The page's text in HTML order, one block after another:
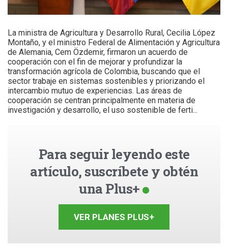
La ministra de Agricultura y Desarrollo Rural, Cecilia López
Montaño, y el ministro Federal de Alimentación y Agricultura
de Alemania, Cem Özdemir, firmaron un acuerdo de
cooperación con el fin de mejorar y profundizar la
transformación agrícola de Colombia, buscando que el
sector trabaje en sistemas sostenibles y priorizando el
intercambio mutuo de experiencias. Las áreas de
cooperación se centran principalmente en materia de
investigación y desarrollo, el uso sostenible de ferti...
Para seguir leyendo este
artículo, suscríbete y obtén
una Plus+
VER PLANES PLUS+